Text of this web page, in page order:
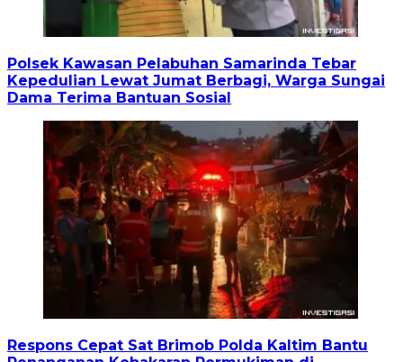
Polsek Kawasan Pelabuhan Samarinda Tebar
Kepedulian Lewat Jumat Berbagi, Warga Sungai
Dama Terima Bantuan Sosial
Respons Cepat Sat Brimob Polda Kaltim Bantu